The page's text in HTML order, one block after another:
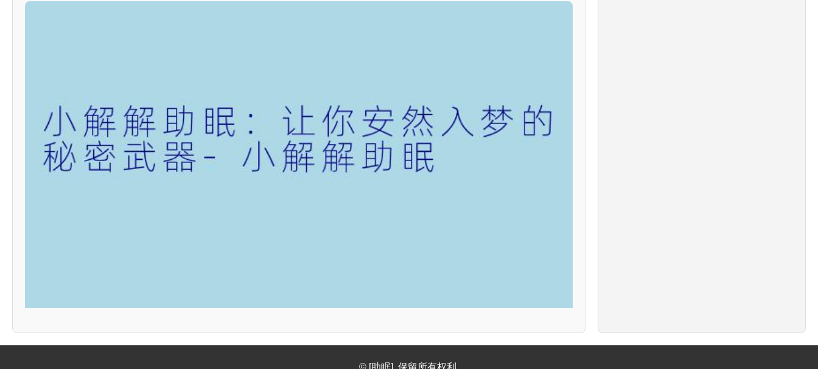
© [助眠]. 保留所有权利.